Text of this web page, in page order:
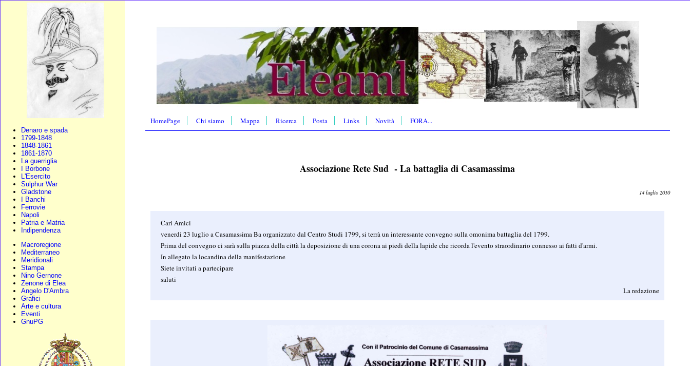
Denaro e spada
1799-1848
1848-1861
1861-1870
La guerriglia
I Borbone
L'Esercito
Sulphur War
Gladstone
I Banchi
Ferrovie
Napoli
Patria e Matria
Indipendenza
Macroregione
Mediterraneo
Meridionali
Stampa
Nino Gernone
Zenone di Elea
Angelo D'Ambra
Grafici
Arte e cultura
Eventi
GnuPG
HomePage Chi siamo Mappa Ricerca Posta Links Novità FORA...
Associazione Rete Sud - La battaglia di Casamassima
14 luglio 2010
Cari Amici
venerdi 23 luglio a Casamassima Ba organizzato dal Centro Studi 1799, si terrà un interessante convegno sulla omonima battaglia del 1799.
Prima del convegno ci sarà sulla piazza della città la deposizione di una corona ai piedi della lapide che ricorda l'evento straordinario connesso ai fatti d'armi.
In allegato la locandina della manifestazione
Siete invitati a partecipare
saluti
La redazione